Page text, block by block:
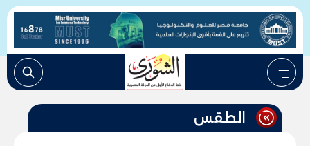
الطقس